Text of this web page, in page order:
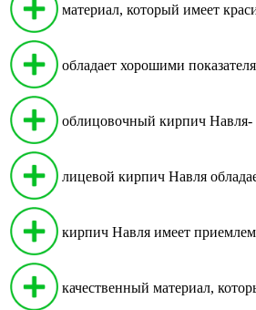
материал, который имеет
обладает хорошими
облицовочный кирпич Навля-
лицевой кирпич Навля
кирпич Навля имеет
качественный материал,